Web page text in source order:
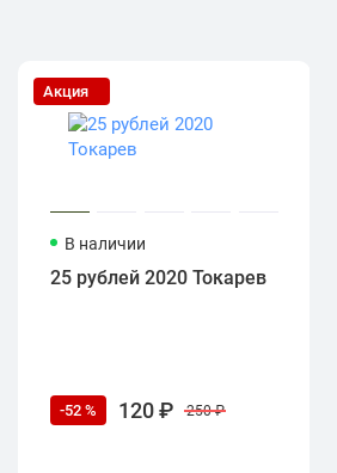
Акция
В наличии
25 рублей 2020 Токарев
-52 % 120 ₽ 250 ₽